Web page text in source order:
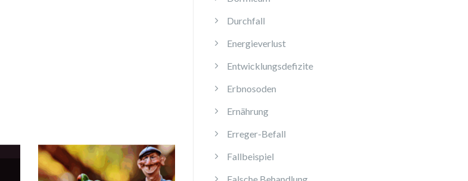
Durchfall
Energieverlust
Entwicklungsdefizite
Erbnosoden
Ernährung
Erreger-Befall
Fallbeispiel